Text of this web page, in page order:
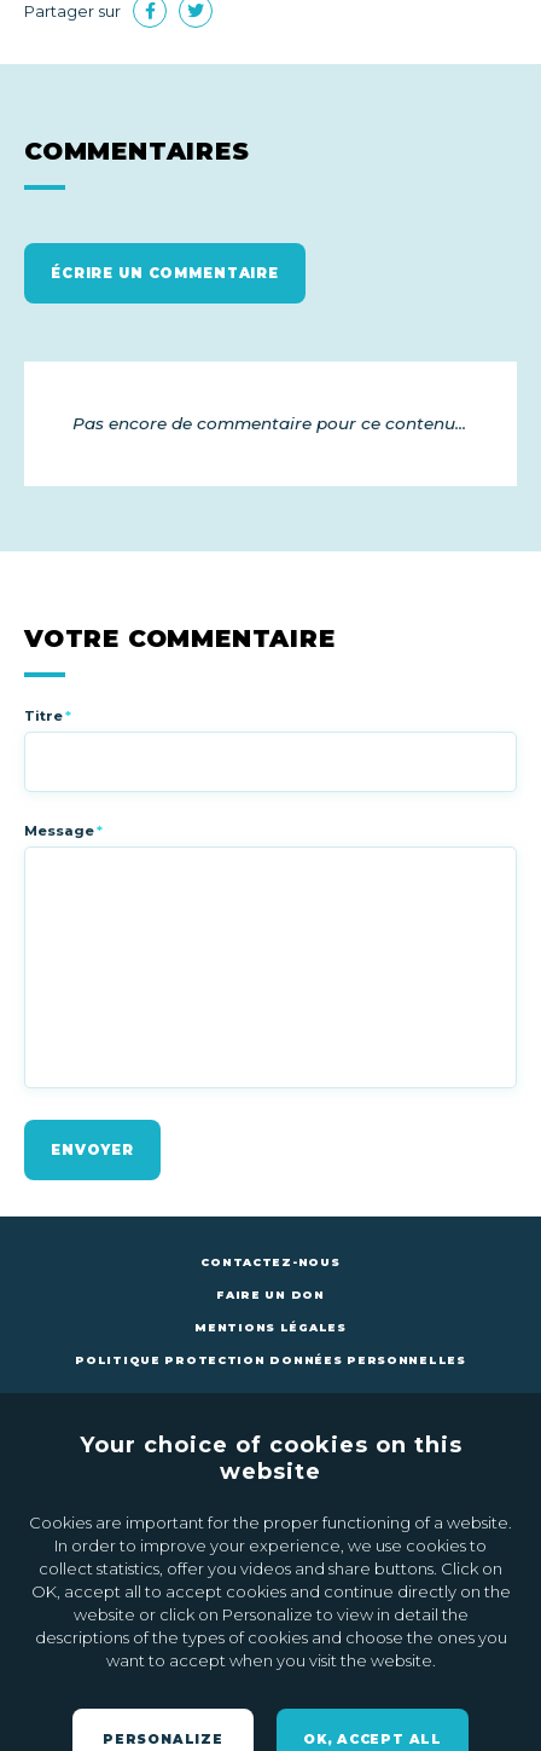
Partager sur
COMMENTAIRES
ÉCRIRE UN COMMENTAIRE
Pas encore de commentaire pour ce contenu...
VOTRE COMMENTAIRE
Titre*
Message*
ENVOYER
CONTACTEZ-NOUS
FAIRE UN DON
MENTIONS LÉGALES
POLITIQUE PROTECTION DONNÉES PERSONNELLES
CONTACTEZ-NOUS FAIRE UN DON
Inscrivez-vous à la newsletter
Ok
Your choice of cookies on this
website
Cookies are important for the proper functioning of a website.
In order to improve your experience, we use cookies to
collect statistics, offer you videos and share buttons. Click on
OK, accept all to accept cookies and continue directly on the
website or click on Personalize to view in detail the
descriptions of the types of cookies and choose the ones you
want to accept when you visit the website.
PERSONALIZE OK, ACCEPT ALL